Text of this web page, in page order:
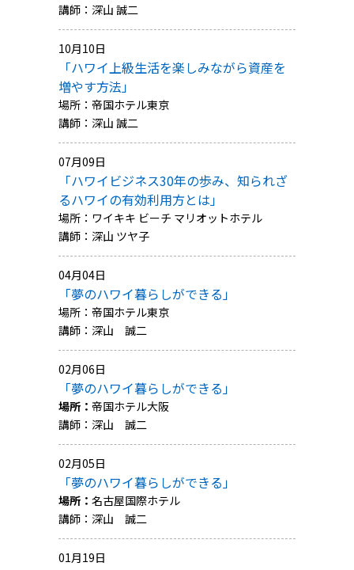
講師：深山 誠二
10月10日
「ハワイ上級生活を楽しみながら資産を
増やす方法」
場所：帝国ホテル東京
講師：深山 誠二
07月09日
「ハワイビジネス30年の歩み、知られざ
るハワイの有効利用方とは」
場所：ワイキキ ビーチ マリオットホテル
講師：深山 ツヤ子
04月04日
「夢のハワイ暮らしができる」
場所：帝国ホテル東京
講師：深山 誠二
02月06日
「夢のハワイ暮らしができる」
場所： 帝国ホテル大阪
講師：深山 誠二
02月05日
「夢のハワイ暮らしができる」
場所： 名古屋国際ホテル
講師：深山 誠二
01月19日